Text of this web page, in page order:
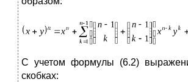
С учетом формулы (6.2)
скобках: